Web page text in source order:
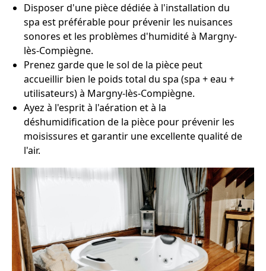
Disposer d'une pièce dédiée à l'installation du
spa est préférable pour prévenir les nuisances
sonores et les problèmes d'humidité à Margny-
lès-Compiègne.
Prenez garde que le sol de la pièce peut
accueillir bien le poids total du spa (spa + eau +
utilisateurs) à Margny-lès-Compiègne.
Ayez à l'esprit à l'aération et à la
déshumidification de la pièce pour prévenir les
moisissures et garantir une excellente qualité de
l'air.